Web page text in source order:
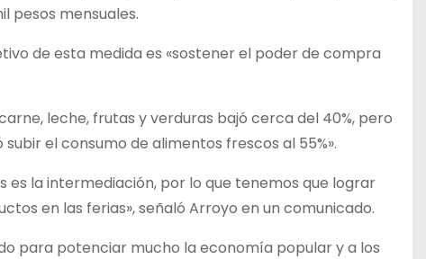
pesos mensuales.
de esta medida es «sostener el poder de compra
leche, frutas y verduras bajó cerca del 40%, pero
el consumo de alimentos frescos al 55%».
es la intermediación, por lo que tenemos que lograr
en las ferias», señaló Arroyo en un comunicado.
para potenciar mucho la economía popular y a los